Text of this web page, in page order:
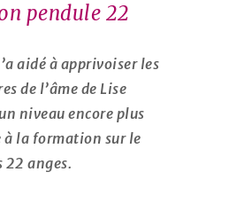
pendule 22
aidé à apprivoiser les
de l’âme de Lise
niveau encore plus
à la formation sur le
22 anges.